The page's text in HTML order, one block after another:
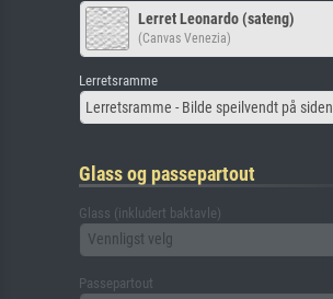
Lerret Leonardo (sateng)
(Canvas Venezia)
Lerretsramme
Lerretsramme - Bilde speilvendt på siden
Glass og passepartout
Glass (inkludert baktavle)
Vennligst velg
Passepartout